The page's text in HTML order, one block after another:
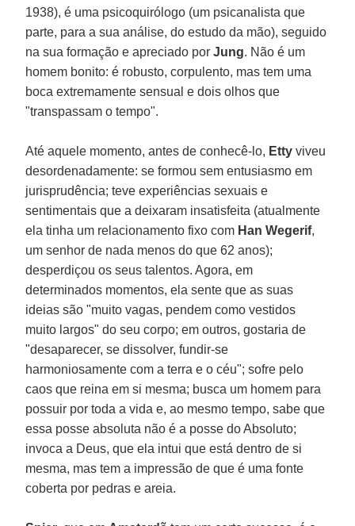
1938), é uma psicoquirólogo (um psicanalista que
parte, para a sua análise, do estudo da mão), seguido
na sua formação e apreciado porJung. Não é um
homem bonito: é robusto, corpulento, mas tem uma
boca extremamente sensual e dois olhos que
"transpassam o tempo".
Até aquele momento, antes de conhecê-lo, Ettyviveu
desordenadamente: se formou sem entusiasmo em
jurisprudência; teve experiências sexuais e
sentimentais que a deixaram insatisfeita (atualmente
ela tinha um relacionamento fixo com Han Wegerif,
um senhor de nada menos do que 62 anos);
desperdiçou os seus talentos. Agora, em
determinados momentos, ela sente que as suas
ideias são "muito vagas, pendem como vestidos
muito largos" do seu corpo; em outros, gostaria de
"desaparecer, se dissolver, fundir-se
harmoniosamente com a terra e o céu"; sofre pelo
caos que reina em si mesma; busca um homem para
possuir por toda a vida e, ao mesmo tempo, sabe que
essa posse absoluta não é a posse do Absoluto;
invoca a Deus, que ela intui que está dentro de si
mesma, mas tem a impressão de que é uma fonte
coberta por pedras e areia.